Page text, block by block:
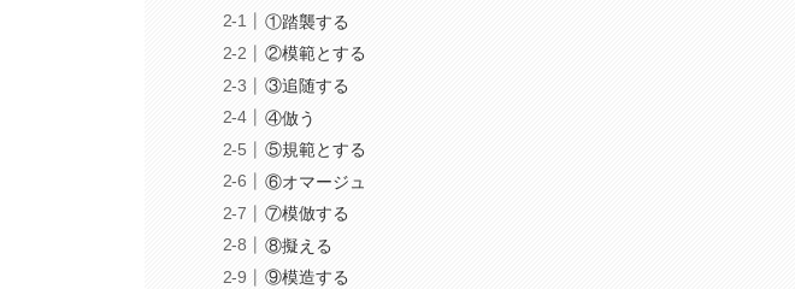
①踏襲する
②模範とする
③追随する
④倣う
⑤規範とする
⑥オマージュ
⑦模倣する
⑧擬える
⑨模造する